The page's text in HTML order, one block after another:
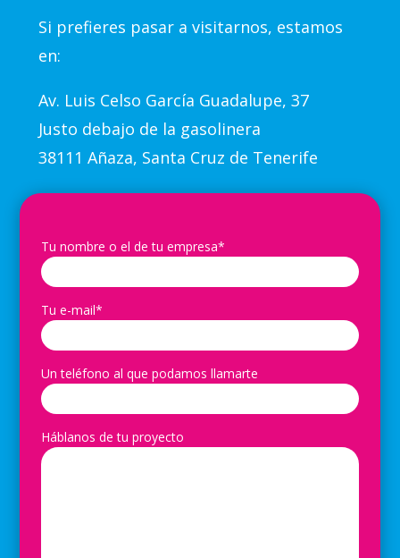
Si prefieres pasar a visitarnos, estamos
en:
Av. Luis Celso García Guadalupe, 37
Justo debajo de la gasolinera
38111 Añaza, Santa Cruz de Tenerife
Tu nombre o el de tu empresa*
Tu e-mail*
Un teléfono al que podamos llamarte
Háblanos de tu proyecto